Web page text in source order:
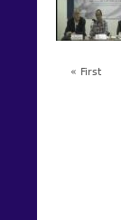
« First